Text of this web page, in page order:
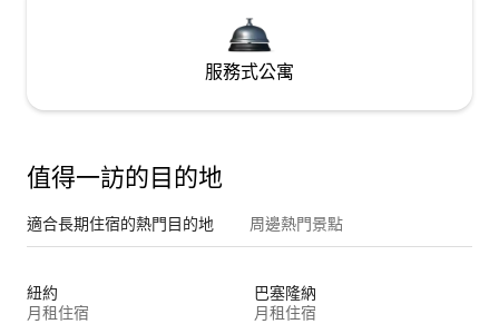
服務式公寓
值得一訪的目的地
適合長期住宿的熱門目的地 周邊熱門景點
紐約
月租住宿
巴塞隆納
月租住宿